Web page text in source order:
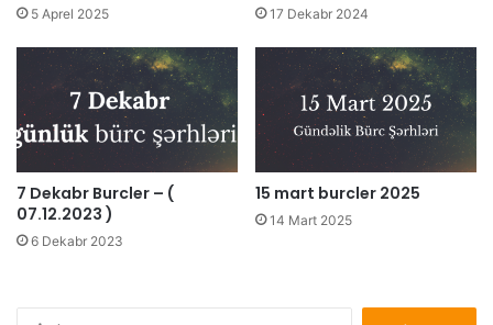
5 Aprel 2025 17 Dekabr 2024
7 Dekabr Burcler – (
07.12.2023 )
6 Dekabr 2023
15 mart burcler 2025
14 Mart 2025